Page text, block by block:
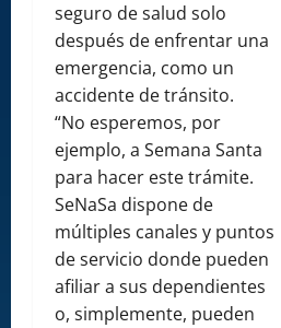
seguro de salud solo
después de enfrentar una
emergencia, como un
accidente de tránsito.
“No esperemos, por
ejemplo, a Semana Santa
para hacer este trámite.
SeNaSa dispone de
múltiples canales y puntos
de servicio donde pueden
afiliar a sus dependientes
o, simplemente, pueden